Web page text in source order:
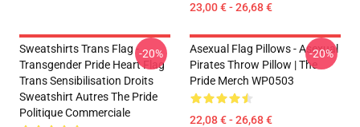
23,00 € - 26,68 €
Sweatshirts Trans Flag -
Transgender Pride Heart Flag
Trans Sensibilisation Droits
Sweatshirt Autres The Pride
Politique Commerciale
-20%
Asexual Flag Pillows - Asexual
Pirates Throw Pillow | The
Pride Merch WP0503
22,08 € - 26,68 €
-20%